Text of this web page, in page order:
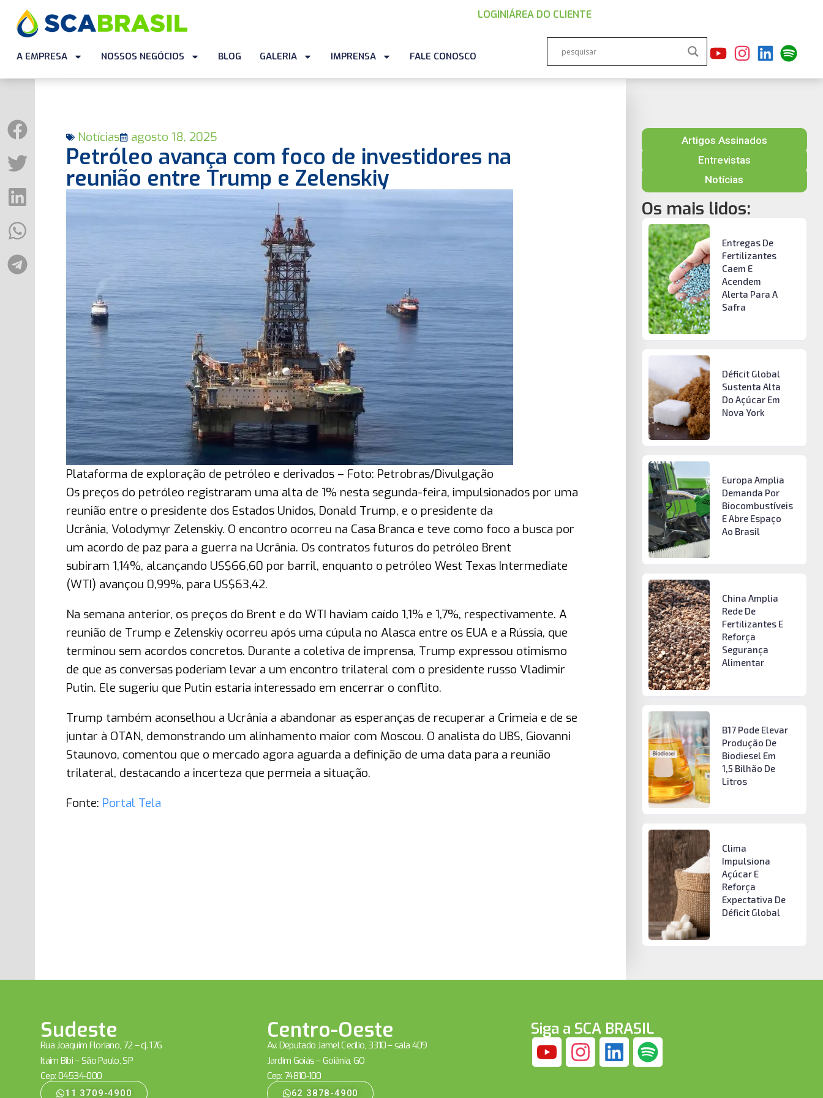
LOGIN |ÁREA DO CLIENTE
A EMPRESA NOSSOS NEGÓCIOS BLOG GALERIA IMPRENSA FALE CONOSCO
Notícias agosto 18, 2025
Petróleo avança com foco de investidores na
reunião entre Trump e Zelenskiy
Plataforma de exploração de petróleo e derivados – Foto: Petrobras/Divulgação
Os preços do petróleo registraram uma alta de 1% nesta segunda-feira, impulsionados por uma
reunião entre o presidente dos Estados Unidos, Donald Trump, e o presidente da
Ucrânia, Volodymyr Zelenskiy. O encontro ocorreu na Casa Branca e teve como foco a busca por
um acordo de paz para a guerra na Ucrânia. Os contratos futuros do petróleo Brent
subiram 1,14%, alcançando US$66,60 por barril, enquanto o petróleo West Texas Intermediate
(WTI) avançou 0,99%, para US$63,42.
Na semana anterior, os preços do Brent e do WTI haviam caído 1,1% e 1,7%, respectivamente. A
reunião de Trump e Zelenskiy ocorreu após uma cúpula no Alasca entre os EUA e a Rússia, que
terminou sem acordos concretos. Durante a coletiva de imprensa, Trump expressou otimismo
de que as conversas poderiam levar a um encontro trilateral com o presidente russo Vladimir
Putin. Ele sugeriu que Putin estaria interessado em encerrar o conflito.
Trump também aconselhou a Ucrânia a abandonar as esperanças de recuperar a Crimeia e de se
juntar à OTAN, demonstrando um alinhamento maior com Moscou. O analista do UBS, Giovanni
Staunovo, comentou que o mercado agora aguarda a definição de uma data para a reunião
trilateral, destacando a incerteza que permeia a situação.
Fonte: Portal Tela
Artigos Assinados
Entrevistas
Notícias
Os mais lidos:
Entregas De
Fertilizantes
Caem E
Acendem
Alerta Para A
Safra
Déficit Global
Sustenta Alta
Do Açúcar Em
Nova York
Europa Amplia
Demanda Por
Biocombustíveis
E Abre Espaço
Ao Brasil
China Amplia
Rede De
Fertilizantes E
Reforça
Segurança
Alimentar
B17 Pode Elevar
Produção De
Biodiesel Em
1,5 Bilhão De
Litros
Clima
Impulsiona
Açúcar E
Reforça
Expectativa De
Déficit Global
Sudeste
Rua Joaquim Floriano, 72 – cj. 176
Itaim Bibi – São Paulo, SP
Cep: 04534-000
11 3709-4900
Centro-Oeste
Av. Deputado Jamel Cecílio, 3310 – sala 409
Jardim Goiás – Goiânia, GO
Cep: 74810-100
62 3878-4900
Siga a SCA BRASIL